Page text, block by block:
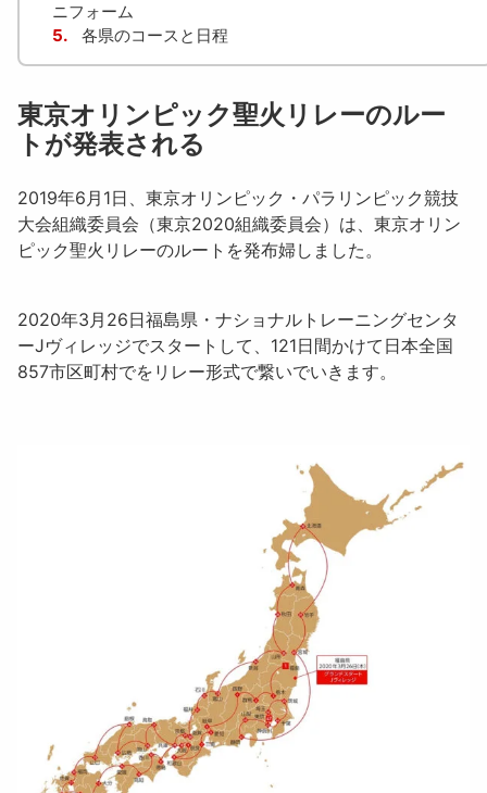
ニフォーム
5.
各県のコースと日程
東京オリンピック聖火リレーのルー
トが発表される
2019年6月1日、東京オリンピック・パラリンピック競技
大会組織委員会（東京2020組織委員会）は、東京オリン
ピック聖火リレーのルートを発布婦しました。
2020年3月26日福島県・ナショナルトレーニングセンタ
ーJヴィレッジでスタートして、121日間かけて日本全国
857市区町村でをリレー形式で繋いでいきます。